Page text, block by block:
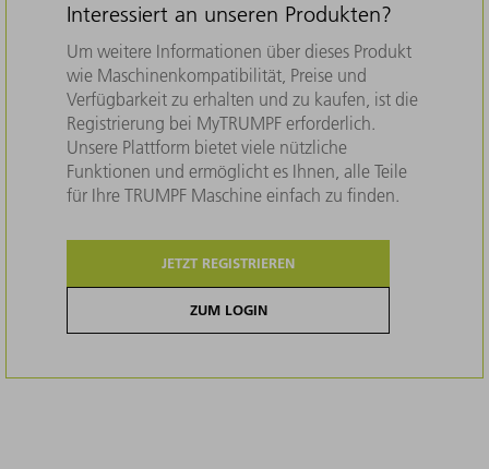
Interessiert an unseren Produkten?
Um weitere Informationen über dieses Produkt
wie Maschinenkompatibilität, Preise und
Verfügbarkeit zu erhalten und zu kaufen, ist die
Registrierung bei MyTRUMPF erforderlich.
Unsere Plattform bietet viele nützliche
Funktionen und ermöglicht es Ihnen, alle Teile
für Ihre TRUMPF Maschine einfach zu finden.
JETZT REGISTRIEREN
ZUM LOGIN